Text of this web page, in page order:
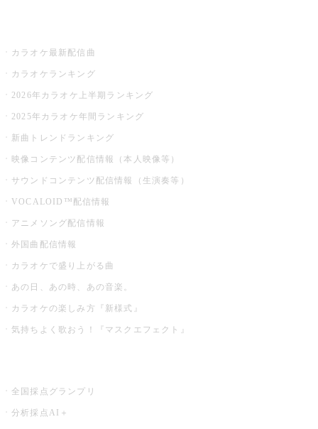
カラオケ最新配信曲
カラオケランキング
2026年カラオケ上半期ランキング
2025年カラオケ年間ランキング
新曲トレンドランキング
映像コンテンツ配信情報（本人映像等）
サウンドコンテンツ配信情報（生演奏等）
VOCALOID™配信情報
アニメソング配信情報
外国曲配信情報
カラオケで盛り上がる曲
あの日、あの時、あの音楽。
カラオケの楽しみ方『新様式』
気持ちよく歌おう！『マスクエフェクト』
全国採点グランプリ
分析採点AI＋